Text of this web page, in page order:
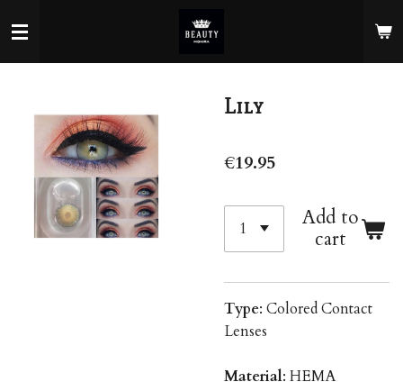
to
main
Lily
€19.95
Add to
cart
Type: Colored Contact
Lenses
Material: HEMA